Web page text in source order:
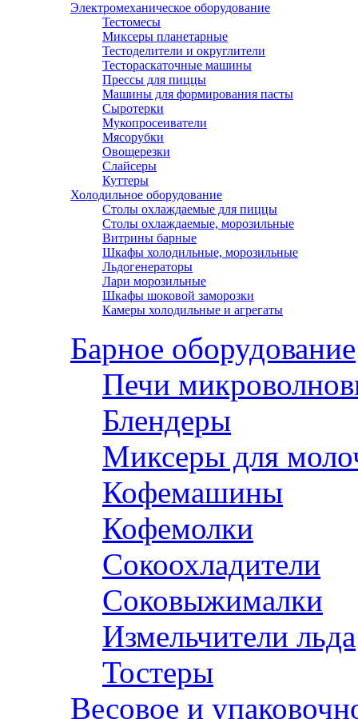
Электромеханическое оборудование
Тестомесы
Миксеры планетарные
Тестоделители и округлители
Тестораскаточные машины
Прессы для пиццы
Машины для формирования пасты
Сыротерки
Мукопросеиватели
Мясорубки
Овощерезки
Слайсеры
Куттеры
Холодильное оборудование
Столы охлаждаемые для пиццы
Столы охлаждаемые, морозильные
Витрины барные
Шкафы холодильные, морозильные
Льдогенераторы
Лари морозильные
Шкафы шоковой заморозки
Камеры холодильные и агрегаты
Барное оборудование
Печи
Блендеры
Миксеры для
Кофемашины
Кофемолки
Сокоохладители
Соковыжималки
Измельчители льда
Тостеры
Весовое и